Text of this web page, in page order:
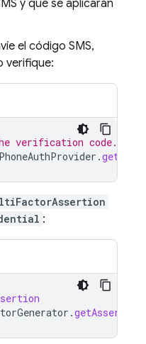
y que se aplicarán
el código SMS,
verifique:
verification code.
PhoneAuthProvider .
:
.getAssertion